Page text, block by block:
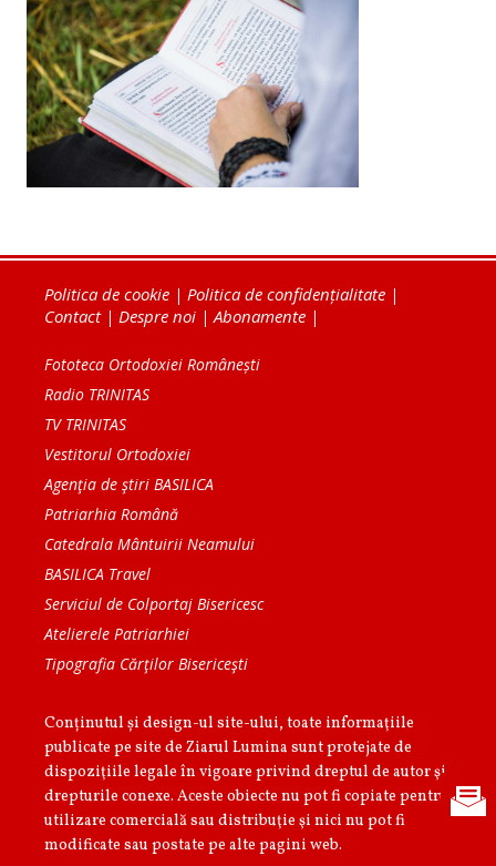
Politica de cookie | Politica de confidențialitate |
Contact| Despre noi | Abonamente |
Fototeca Ortodoxiei Românești
Radio TRINITAS
TV TRINITAS
Vestitorul Ortodoxiei
Agenţia de ştiri BASILICA
Patriarhia Română
Catedrala Mântuirii Neamului
BASILICA Travel
Serviciul de Colportaj Bisericesc
Atelierele Patriarhiei
Tipografia Cărţilor Bisericeşti
Conținutul și design-ul site-ului, toate informaţiile
publicate pe site de Ziarul Lumina sunt protejate de
dispoziţiile legale în vigoare privind dreptul de autor şi
drepturile conexe. Aceste obiecte nu pot fi copiate pentru
utilizare comercială sau distribuţie şi nici nu pot fi
modificate sau postate pe alte pagini web.